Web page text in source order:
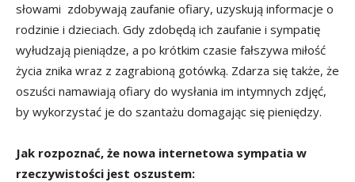
słowami zdobywają zaufanie ofiary, uzyskują informacje o
rodzinie i dzieciach. Gdy zdobędą ich zaufanie i sympatię
wyłudzają pieniądze, a po krótkim czasie fałszywa miłość
życia znika wraz z zagrabioną gotówką. Zdarza się także, że
oszuści namawiają ofiary do wysłania im intymnych zdjęć,
by wykorzystać je do szantażu domagając się pieniędzy.
Jak rozpoznać, że nowa internetowa sympatia w
rzeczywistości jest oszustem: